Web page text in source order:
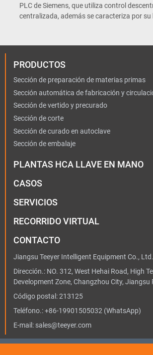
PLC de Siemens, que utiliza control
centralizada, además se caracteriza por
PRODUCTOS
Sección de preparación de materias primas
Sección automática de fabricación y
Sección de vertido y precurado
Sección de corte
Sección de curado en autoclave
Sección de embalaje
PLANTAS HCA LLAVE EN MANO
CASOS
SERVICIOS
RECORRIDO VIRTUAL
CONTACTO
Jiangsu Teeyer Intelligent Equipment Co., Ltd.
Dirección.: NO. 312, West Hehai Road, High
Development Zone, Changzhou City, Jiangsu
Código postal: 213125
Teléfono.:+86-19901505032(WhatsApp)
E-mail: sales@teeyer.com